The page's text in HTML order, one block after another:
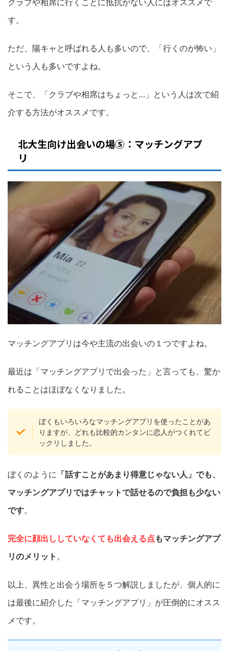
す。
ただ、陽キャと呼ばれる人も多いので、「行くのが怖い」
という人も多いですよね。
そこで、「クラブや相席はちょっと…」という人は次で紹
介する方法がオススメです。
北大生向け出会いの場⑤：マッチングアプ
リ
マッチングアプリは今や主流の出会いの１つですよね。
最近は「マッチングアプリで出会った」と言っても、驚か
れることはほぼなくなりました。
ぼくもいろいろなマッチングアプリを使ったことがあ
りますが、どれも比較的カンタンに恋人がつくれてビ
ックリしました。
ぼくのように 「話すことがあまり得意じゃない人」でも、
マッチングアプリではチャットで話せるので負担も少ない
です。
完全に顔出ししていなくても出会える点 もマッチングアプ
リのメリット 。
以上、異性と出会う場所を５つ解説しましたが、個人的に
は最後に紹介した「マッチングアプリ」が圧倒的にオスス
メです。